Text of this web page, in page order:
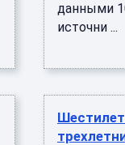
данными
источни ...